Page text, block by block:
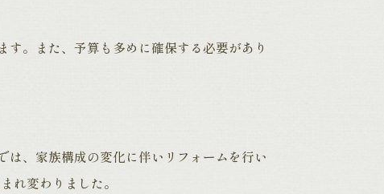
。また、予算も多めに確保する必要があり
、家族構成の変化に伴いリフォームを行い
れ変わりました。